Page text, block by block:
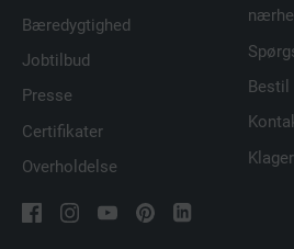
Bæredygtighed
Jobtilbud
Presse
Certifikater
Overholdelse
Bestil
NAVN
FORLØB
FORMÅL
flere websteder for